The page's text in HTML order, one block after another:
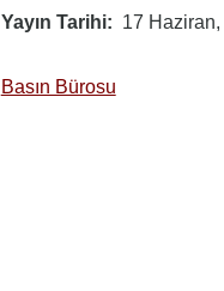
Yayın Tarihi 17 Haziran,
Basın Bürosu